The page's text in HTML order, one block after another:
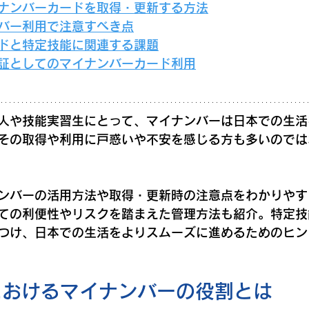
ンバーカードを取得・更新する方法
ー利用で注意すべき点
と特定技能に関連する課題
としてのマイナンバーカード利用
や技能実習生にとって、マイナンバーは日本での生
の取得や利用に戸惑いや不安を感じる方も多いので
バーの活用方法や取得・更新時の注意点をわかりやす
の利便性やリスクを踏まえた管理方法も紹介。特定
け、日本での生活をよりスムーズに進めるためのヒ
けるマイナンバーの役割とは